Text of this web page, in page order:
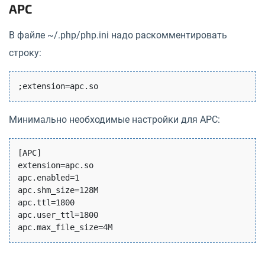
APC
В файле ~/.php/php.ini надо раскомментировать
строку:
Минимально необходимые настройки для APC:
[APC]
extension=apc.so
apc.enabled=1
apc.shm_size=128M
apc.ttl=1800
apc.user_ttl=1800